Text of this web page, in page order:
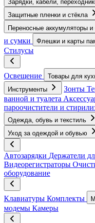
Зарядки, кабели,
Защитные пленки и стёкла
Переносные аккумуляторы и
и сумки
Флешки и карты
Стилусы
Освещение Товары для
Инструменты Зонты
ванной и туалета
пароочистители и
Одежда, обувь и текстиль
Уход за одеждой и обувью
Автозарядки Держатели
Видеорегистраторы
оборудование
Клавиатуры Комплекты
модемы Камеры